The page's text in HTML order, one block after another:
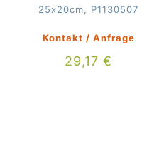
25x20cm, P1130507
Kontakt / Anfrage
29,17€